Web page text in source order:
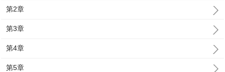
第2章
第3章
第4章
第5章